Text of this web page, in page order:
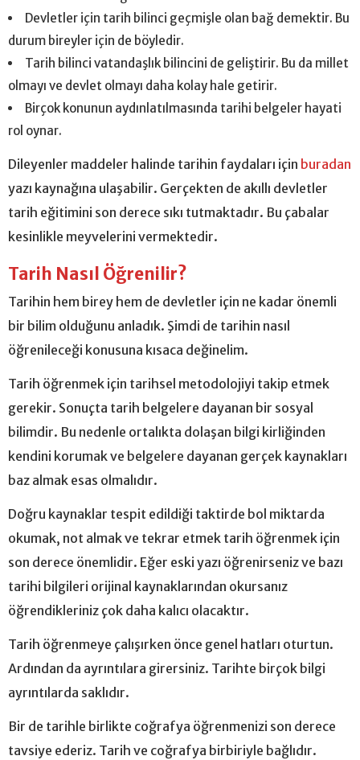
Devletler için tarih bilinci geçmişle olan bağ demektir. Bu
durum bireyler için de böyledir.
Tarih bilinci vatandaşlık bilincini de geliştirir. Bu da millet
olmayı ve devlet olmayı daha kolay hale getirir.
Birçok konunun aydınlatılmasında tarihi belgeler hayati
rol oynar.
Dileyenler maddeler halinde tarihin faydaları için buradan
yazı kaynağına ulaşabilir. Gerçekten de akıllı devletler
tarih eğitimini son derece sıkı tutmaktadır. Bu çabalar
kesinlikle meyvelerini vermektedir.
Tarih Nasıl Öğrenilir?
Tarihin hem birey hem de devletler için ne kadar önemli
bir bilim olduğunu anladık. Şimdi de tarihin nasıl
öğrenileceği konusuna kısaca değinelim.
Tarih öğrenmek için tarihsel metodolojiyi takip etmek
gerekir. Sonuçta tarih belgelere dayanan bir sosyal
bilimdir. Bu nedenle ortalıkta dolaşan bilgi kirliğinden
kendini korumak ve belgelere dayanan gerçek kaynakları
baz almak esas olmalıdır.
Doğru kaynaklar tespit edildiği taktirde bol miktarda
okumak, not almak ve tekrar etmek tarih öğrenmek için
son derece önemlidir. Eğer eski yazı öğrenirseniz ve bazı
tarihi bilgileri orijinal kaynaklarından okursanız
öğrendikleriniz çok daha kalıcı olacaktır.
Tarih öğrenmeye çalışırken önce genel hatları oturtun.
Ardından da ayrıntılara girersiniz. Tarihte birçok bilgi
ayrıntılarda saklıdır.
Bir de tarihle birlikte coğrafya öğrenmenizi son derece
tavsiye ederiz. Tarih ve coğrafya birbiriyle bağlıdır.